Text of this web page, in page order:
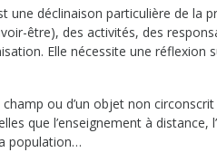
une déclinaison particulière de la
être), des activités, des
Elle nécessite une
champ ou d’un objet non
que l’enseignement à distance,
population…